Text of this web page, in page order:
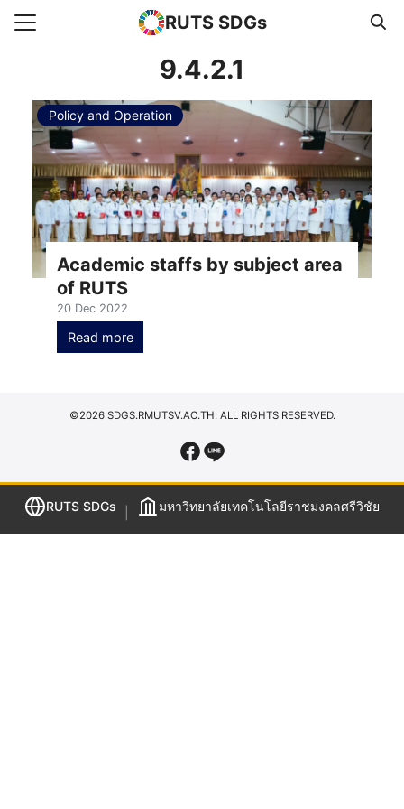
RUTS SDGs
Higher Education
us
9.4.2.1
Policy and Operation
Academic staffs by subject area
of RUTS
20 Dec 2022
Read more
©2026 SDGS.RMUTSV.AC.TH. ALL RIGHTS RESERVED.
RUTS SDGs มหาวิทยาลัยเทคโนโลยีราชมงคลศรีวิชัย